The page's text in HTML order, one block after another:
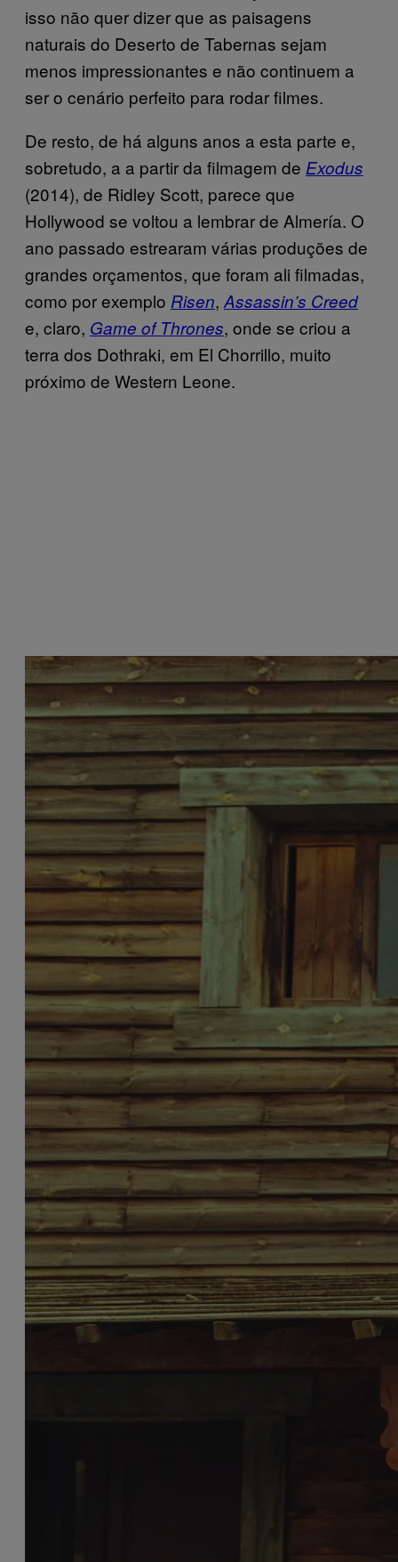
isso não quer dizer que as paisagens
naturais do Deserto de Tabernas sejam
menos impressionantes e não continuem a
ser o cenário perfeito para rodar filmes.
De resto, de há alguns anos a esta parte e,
sobretudo, a a partir da filmagem de Exodus
(2014), de Ridley Scott, parece que
Hollywood se voltou a lembrar de Almería. O
ano passado estrearam várias produções de
grandes orçamentos, que foram ali filmadas,
como por exemplo Risen, Assassin’s Creed
e, claro, Game of Thrones, onde se criou a
terra dos Dothraki, em El Chorrillo, muito
próximo de Western Leone.